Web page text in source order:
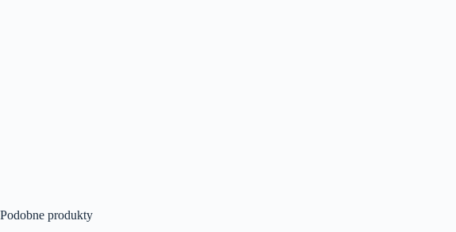
Podobne produkty